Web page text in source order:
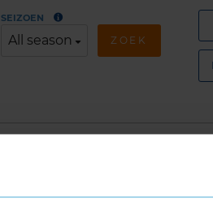
SEIZOEN
All season ZOEK